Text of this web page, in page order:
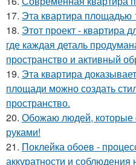
17. Эта квартира площадью
18. Этот проект - квартира
где каждая деталь
пространство и активный
19. Эта квартира
площади можно создать
пространство.
20. Обожаю людей, которые
руками!
21. Поклейка обоев -
аккуратности и соблюдения